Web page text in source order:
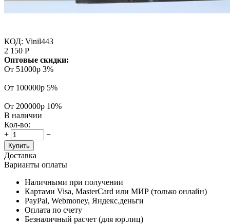
КОД: Vinil443
2 150 Р
Оптовые скидки:
От 51000р 3%
От 100000р 5%
От 200000р 10%
В наличии
Кол-во:
+
−
Купить
Доставка
Варианты оплаты
Наличными при получении
Картами Visa, MasterCard или МИР (только онлайн)
PayPal, Webmoney, Яндекс.деньги
Оплата по счету
Безналичный расчет (для юр.лиц)